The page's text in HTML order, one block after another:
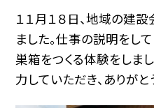
１１月１８日、地域の建
ました。仕事の説明をし
巣箱をつくる体験をしま
力していただき、ありがと